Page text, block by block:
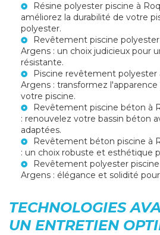
Résine polyester piscine à
améliorez la durabilité de votre
polyester.
Revêtement piscine
Argens : un choix judicieux pour
résistante.
Piscine revêtement polyester
Argens : transformez
votre piscine.
Revêtement piscine béton à
: renouvelez votre bassin béton
adaptées.
Revêtement béton piscine à
: un choix robuste et esthétique
Revêtement polyester
Argens : élégance et solidité
TECHNOLOGIES
UN ENTRETIEN